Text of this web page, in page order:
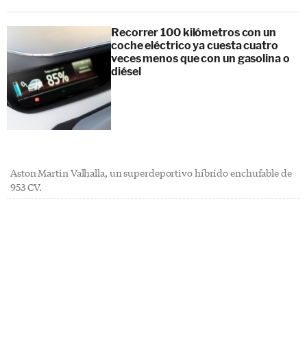
Recorrer 100 kilómetros con un
coche eléctrico ya cuesta cuatro
veces menos que con un gasolina o
diésel
Aston Martin Valhalla, un superdeportivo híbrido enchufable de
953 CV.